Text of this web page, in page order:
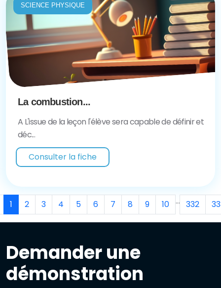
SCIENCE PHYSIQUE
La combustion...
A L'issue de la leçon l'élève sera capable de définir et
déc...
Consulter la fiche
1 2 3 4 5 6 7 8 9 10 ... 332
Demander une
démonstration